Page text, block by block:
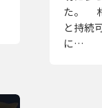
た。
と持続
に…